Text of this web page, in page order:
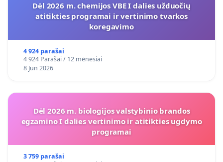
Dėl 2026 m. chemijos VBE I dalies užduočių
atitikties programai ir vertinimo tvarkos
koregavimo
4 924 parašai
4 924 Parašai / 12 mėnesiai
8 Jun 2026
Dėl 2026 m. biologijos valstybinio brandos
egzamino I dalies vertinimo ir atitikties ugdymo
programai
3 759 parašai